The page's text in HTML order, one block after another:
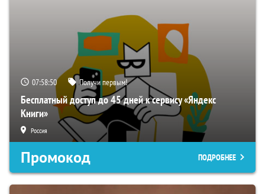
07:58:49 Получи первым!
Бесплатный доступ до 45 дней к сервису «Яндекс
Книги»
Россия
Промокод ПОДРОБНЕЕ